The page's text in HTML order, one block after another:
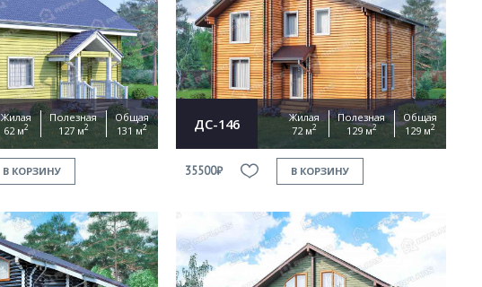
Жилая
62 м2
Полезная
127 м2
Общая
131 м2
В КОРЗИНУ
ДС-146
Жилая
72 м2
Полезная
129 м2
Общая
129 м2
35500₽ В КОРЗИНУ